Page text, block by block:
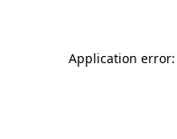
Application